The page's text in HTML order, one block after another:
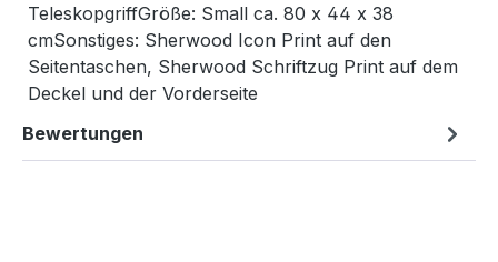
TeleskopgriffGröße: Small ca. 80 x 44 x 38
cmSonstiges: Sherwood Icon Print auf den
Seitentaschen, Sherwood Schriftzug Print auf dem
Deckel und der Vorderseite
Bewertungen